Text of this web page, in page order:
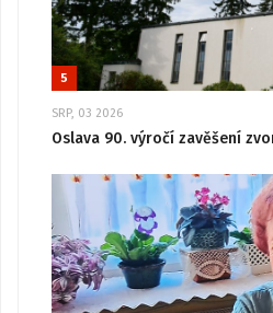
5
SRP, 03 2026
Oslava 90. výročí zavěšení